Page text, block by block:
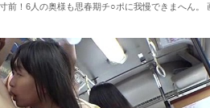
前！6人の奥様も思春期チ○ポに我慢できまへん。